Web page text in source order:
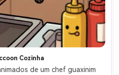
Cozinha
de um chef guaxinim